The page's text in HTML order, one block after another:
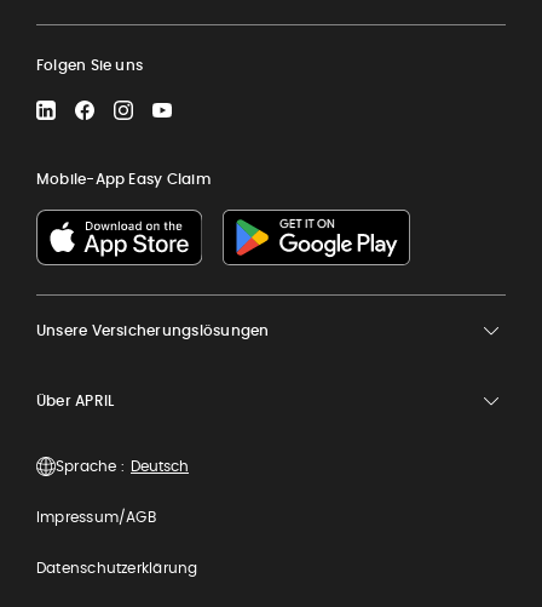
Folgen Sie uns
LinkedInFacebookInstagramYouTube
Mobile-App Easy Claim
Unsere Versicherungslösungen
Über APRIL
Sprache :
Impressum/AGB
Datenschutzerklärung